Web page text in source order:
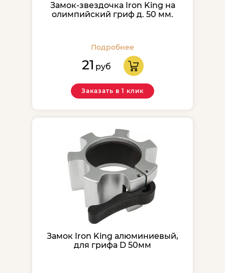
Замок-звездочка Iron King на
олимпийский гриф д. 50 мм.
Подробнее
21 руб
Заказать в 1 клик
Замок Iron King алюминиевый,
для грифа D 50мм